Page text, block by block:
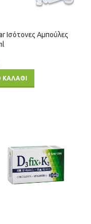
Ισότονες Αμπούλες
ΚΑΛΑΘΙ